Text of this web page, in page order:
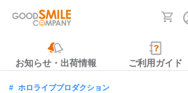
お知らせ・出荷情報 ご利用ガイド
ホロライブプロダクション